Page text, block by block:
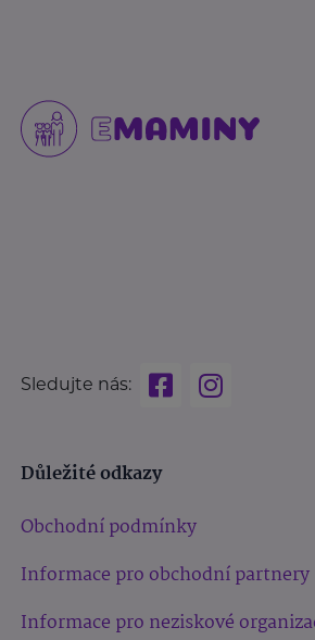
Sledujte nás:
Důležité odkazy
Obchodní podmínky
Informace pro obchodní partnery
Informace pro neziskové